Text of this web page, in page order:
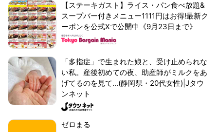
【ステーキガスト】ライス・パン食べ放題&
スープバー付きメニュー1111円はお得!最新ク
ーポンを公式Xで公開中《9月23日まで》
「多指症」で生まれた娘と、受け止められな
い私。産後初めての夜、助産師がミルクをあ
げてるのを見て...(静岡県・20代女性)|Jタウ
ンネット
ゼロまる